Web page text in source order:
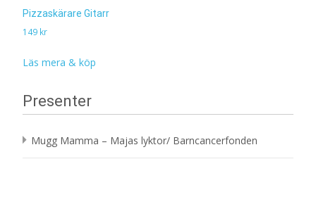
Pizzaskärare Gitarr
149 kr
Läs mera & köp
Presenter
Mugg Mamma – Majas lyktor/ Barncancerfonden